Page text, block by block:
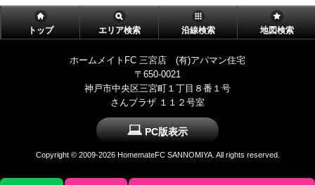
トップ エリア検索 沿線検索 地図検索
ホームメイトFC 三宮店 (有)アパマン住宅
〒650-0021
神戸市中央区三宮町１丁目８番１号
さんプラザ １１２号室
PC版表示
Copyright © 2009-2026 HomemateFC SANNOMIYA. All rights reserved.